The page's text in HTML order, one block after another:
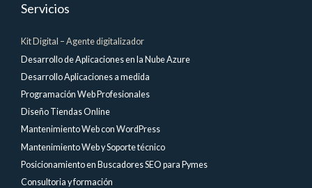
Servicios
Kit Digital – Agente digitalizador
Desarrollo de Aplicaciones en la Nube Azure
Desarrollo Aplicaciones a medida
Programación Web Profesionales
Diseño Tiendas Online
Mantenimiento Web con WordPress
Mantenimiento Web y Soporte técnico
Posicionamiento en Buscadores SEO para Pymes
Consultoria y formación